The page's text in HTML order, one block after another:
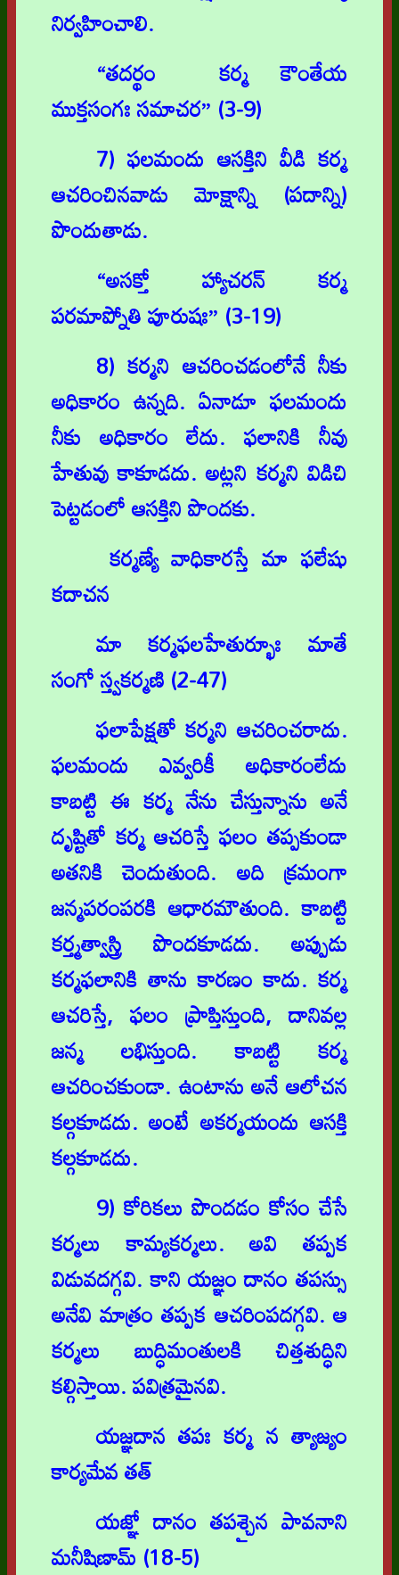
నిర్వహించాలి.
“తదర్థం కర్మ కౌంతేయ
ముక్తసంగః సమాచర” (3-9)
7) ఫలమందు ఆసక్తిని వీడి కర్మ
ఆచరించినవాడు మోక్షాన్ని (పదాన్ని)
పొందుతాడు.
“అసక్తో హ్యాచరన్ కర్మ
పరమాప్నోతి పూరుషః” (3-19)
8) కర్మని ఆచరించడంలోనే నీకు
అధికారం ఉన్నది. ఏనాడూ ఫలమందు
నీకు అధికారం లేదు. ఫలానికి నీవు
హేతువు కాకూడదు. అట్లని కర్మని విడిచి
పెట్టడంలో ఆసక్తిని పొందకు.
కర్మణ్యే వాధికారస్తే మా ఫలేషు
కదాచన
మా కర్మఫలహేతుర్భూః మాతే
సంగో స్త్వకర్మణి (2-47)
ఫలాపేక్షతో కర్మని ఆచరించరాదు.
ఫలమందు ఎవ్వరికీ అధికారంలేదు
కాబట్టి ఈ కర్మ నేను చేస్తున్నాను అనే
దృష్టితో కర్మ ఆచరిస్తే ఫలం తప్పకుండా
అతనికి చెందుతుంది. అది క్రమంగా
జన్మపరంపరకి ఆధారమౌతుంది. కాబట్టి
కర్త్మత్వాస్త్రి పొందకూడదు. అప్పుడు
కర్మఫలానికి తాను కారణం కాదు. కర్మ
ఆచరిస్తే, ఫలం ప్రాప్తిస్తుంది, దానివల్ల
జన్మ లభిస్తుంది. కాబట్టి కర్మ
ఆచరించకుండా. ఉంటాను అనే ఆలోచన
కల్గకూడదు. అంటే అకర్మయందు ఆసక్తి
కల్గకూడదు.
9) కోరికలు పొందడం కోసం చేసే
కర్మలు కామ్యకర్మలు. అవి తప్పక
విడువదగ్గవి. కాని యజ్ఞం దానం తపస్సు
అనేవి మాత్రం తప్పక ఆచరింపదగ్గవి. ఆ
కర్మలు బుద్ధిమంతులకి చిత్తశుద్ధిని
కల్గిస్తాయి. పవిత్రమైనవి.
యజ్ఞదాన తపః కర్మ న త్యాజ్యం
కార్యమేవ తత్
యజ్ఞో దానం తపశ్చైన పావనాని
మనీషిణామ్ (18-5)